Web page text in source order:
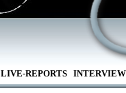
LIVE-REPORTS